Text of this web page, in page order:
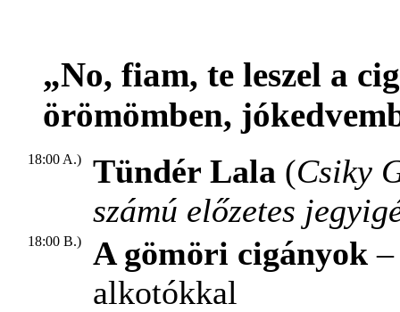
„No, fiam, te leszel a
örömömben,
18:00 A.) Tündér Lala (Csiky
számú előzetes
18:00 B.) A gömöri cigányok
alkotókkal